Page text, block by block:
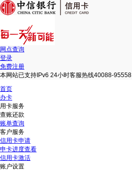
网点查询
登录
免费注册
本网站已支持IPv6 24小时客服热线40088-95558
首页
办卡
用卡服务
查账还款
账单查询
客户服务
信用卡申请
申卡进度查看
信用卡激活
账户设置